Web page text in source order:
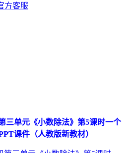
方客服
三单元《小数除法》第5课时一个
课件（人教版新教材）